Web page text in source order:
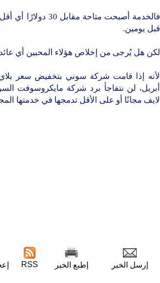
فالخدمة أصبحت
قبل يومين.
لكن هل يُرجى من إخلاص هؤلاء المحبين أي
أبريل، لن نتفاجأ برد شركة مايكروسوفت
لايف مجانًا أو على الأقل تدمجها في خدمتها
إرسل الخبر إطبع الخبر RSS